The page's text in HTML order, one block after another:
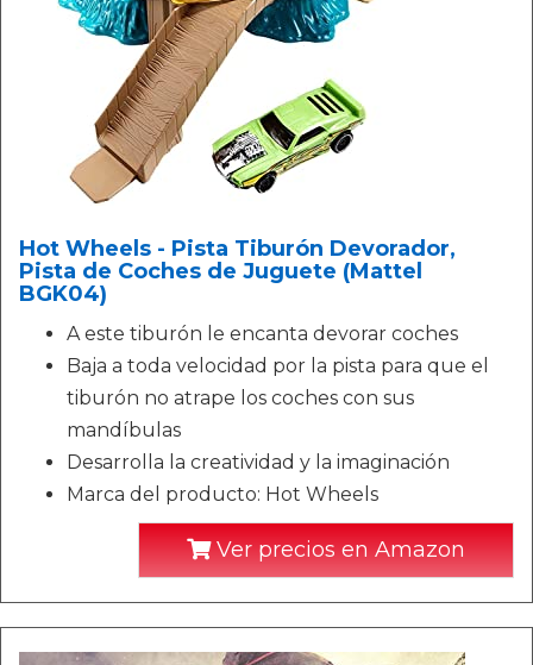
Hot Wheels - Pista Tiburón Devorador,
Pista de Coches de Juguete (Mattel
BGK04)
A este tiburón le encanta devorar coches
Baja a toda velocidad por la pista para que el
tiburón no atrape los coches con sus
mandíbulas
Desarrolla la creatividad y la imaginación
Marca del producto: Hot Wheels
Ver precios en Amazon